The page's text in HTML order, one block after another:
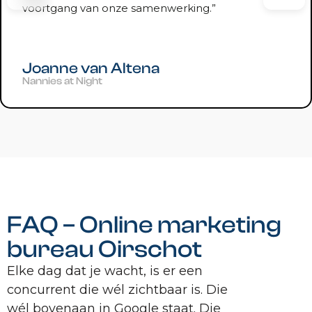
voortgang van onze samenwerking.”
Joanne van Altena
Nannies at Night
FAQ – Online marketing
bureau Oirschot
Elke dag dat je wacht, is er een
concurrent die wél zichtbaar is. Die
wél bovenaan in Google staat. Die